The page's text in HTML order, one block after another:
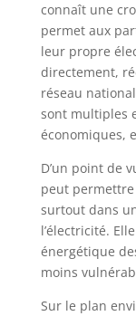
connaît une
permet aux
leur propre
directement,
réseau
sont multiples
économiques,
D’un point de
peut
surtout dans
l’électricité.
énergétique
moins
Sur le plan